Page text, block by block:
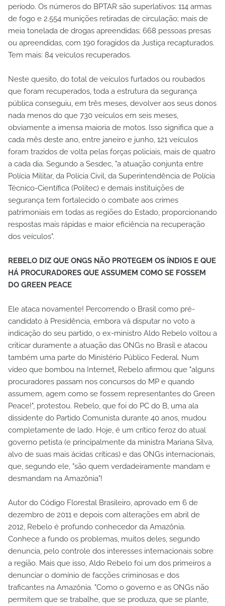
período. Os números do BPTAR são superlativos: 114 armas
de fogo e 2.554 munições retiradas de circulação; mais de
meia tonelada de drogas apreendidas; 668 pessoas presas
ou apreendidas, com 190 foragidos da Justiça recapturados.
Tem mais: 84 veículos recuperados.
Neste quesito, do total de veículos furtados ou roubados
que foram recuperados, toda a estrutura da segurança
pública conseguiu, em três meses, devolver aos seus donos
nada menos do que 730 veículos em seis meses,
obviamente a imensa maioria de motos. Isso significa que a
cada mês deste ano, entre janeiro e junho, 121 veículos
foram trazidos de volta pelas forças policiais, mais de quatro
a cada dia. Segundo a Sesdec, "a atuação conjunta entre
Polícia Militar, da Polícia Civil, da Superintendência de Polícia
Técnico-Científica (Politec) e demais instituições de
segurança tem fortalecido o combate aos crimes
patrimoniais em todas as regiões do Estado, proporcionando
respostas mais rápidas e maior eficiência na recuperação
dos veículos".
REBELO DIZ QUE ONGS NÃO PROTEGEM OS ÍNDIOS E QUE
HÁ PROCURADORES QUE ASSUMEM COMO SE FOSSEM
DO GREEN PEACE
Ele ataca novamente! Percorrendo o Brasil como pré-
candidato à Presidência, embora vá disputar no voto a
indicação do seu partido, o ex-ministro Aldo Rebelo voltou a
criticar duramente a atuação das ONGs no Brasil e atacou
também uma parte do Ministério Público Federal. Num
vídeo que bombou na Internet, Rebelo afirmou que "alguns
procuradores passam nos concursos do MP e quando
assumem, agem como se fossem representantes do Green
Peace!", protestou. Rebelo, que foi do PC do B, uma ala
dissidente do Partido Comunista durante 40 anos, mudou
completamente de lado. Hoje, é um crítico feroz do atual
governo petista (e principalmente da ministra Mariana Silva,
alvo de suas mais ácidas críticas) e das ONGs internacionais,
que, segundo ele, "são quem verdadeiramente mandam e
desmandam na Amazônia"!
Autor do Código Florestal Brasileiro, aprovado em 6 de
dezembro de 2011 e depois com alterações em abril de
2012, Rebelo é profundo conhecedor da Amazônia.
Conhece a fundo os problemas, muitos deles, segundo
denuncia, pelo controle dos interesses internacionais sobre
a região. Mais que isso, Aldo Rebelo foi um dos primeiros a
denunciar o domínio de facções criminosas e dos
traficantes na Amazônia. "Como o governo e as ONGs não
permitem que se trabalhe, que se produza, que se plante,